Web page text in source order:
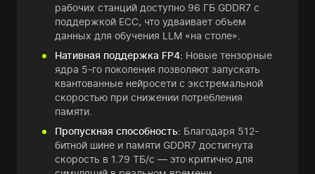
рабочих станций доступно 96 ГБ GDDR7 с
поддержкой ECC, что удваивает объем
данных для обучения LLM «на столе».
Нативная поддержка FP4: Новые тензорные
ядра 5-го поколения позволяют запускать
квантованные нейросети с экстремальной
скоростью при снижении потребления
памяти.
Пропускная способность: Благодаря 512-
битной шине и памяти GDDR7 достигнута
скорость в 1.79 ТБ/с — это критично для